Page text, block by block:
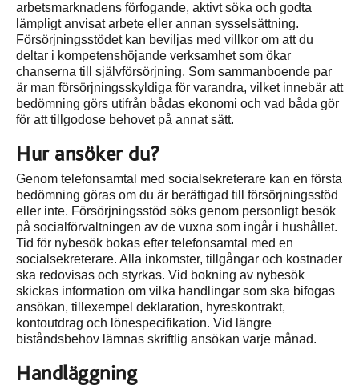
arbetsmarknadens förfogande, aktivt söka och godta
lämpligt anvisat arbete eller annan sysselsättning.
Försörjningsstödet kan beviljas med villkor om att du
deltar i kompetenshöjande verksamhet som ökar
chanserna till självförsörjning. Som sammanboende par
är man försörjningsskyldiga för varandra, vilket innebär att
bedömning görs utifrån bådas ekonomi och vad båda gör
för att tillgodose behovet på annat sätt.
Hur ansöker du?
Genom telefonsamtal med socialsekreterare kan en första
bedömning göras om du är berättigad till försörjningsstöd
eller inte. Försörjningsstöd söks genom personligt besök
på socialförvaltningen av de vuxna som ingår i hushållet.
Tid för nybesök bokas efter telefonsamtal med en
socialsekreterare. Alla inkomster, tillgångar och kostnader
ska redovisas och styrkas. Vid bokning av nybesök
skickas information om vilka handlingar som ska bifogas
ansökan, tillexempel deklaration, hyreskontrakt,
kontoutdrag och lönespecifikation. Vid längre
biståndsbehov lämnas skriftlig ansökan varje månad.
Handläggning